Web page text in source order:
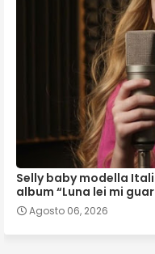
Selly baby modella
album “Luna lei mi
Agosto 06, 2026